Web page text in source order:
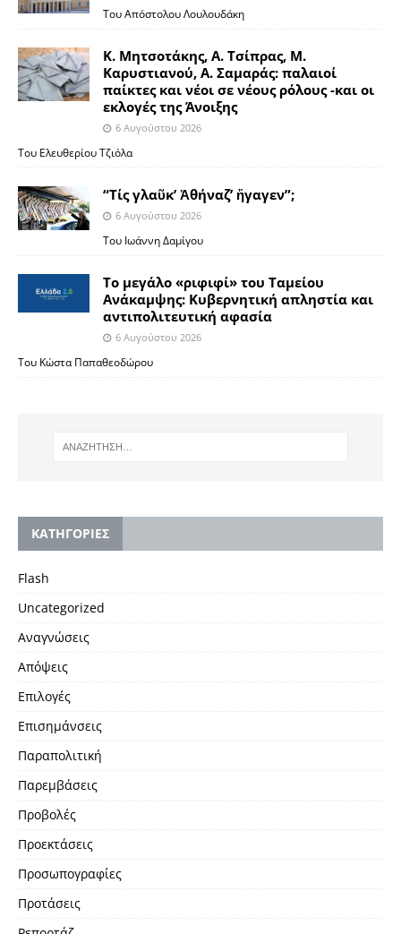
Του Απόστολου Λουλουδάκη
Κ. Μητσοτάκης, Α. Τσίπρας, Μ.
Καρυστιανού, Α. Σαμαράς: παλαιοί
παίκτες και νέοι σε νέους ρόλους -και οι
εκλογές της Άνοιξης
6 Αυγούστου 2026
Του Ελευθερίου Τζιόλα
“Τίς γλαῦκ’ Ἀθήναζ’ ἤγαγεν”;
6 Αυγούστου 2026
Του Ιωάννη Δαμίγου
Το μεγάλο «ριφιφί» του Ταμείου
Ανάκαμψης: Κυβερνητική απληστία και
αντιπολιτευτική αφασία
6 Αυγούστου 2026
Του Κώστα Παπαθεοδώρου
KΑΤΗΓΟΡΙΕΣ
Flash
Uncategorized
Αναγνώσεις
Απόψεις
Επιλογές
Επισημάνσεις
Παραπολιτική
Παρεμβάσεις
Προβολές
Προεκτάσεις
Προσωπογραφίες
Προτάσεις